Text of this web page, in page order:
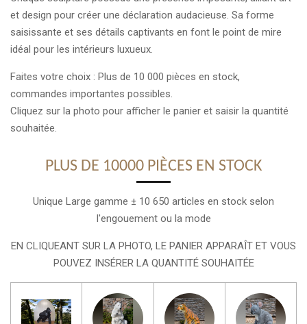
et design pour créer une déclaration audacieuse. Sa forme
saisissante et ses détails captivants en font le point de mire
idéal pour les intérieurs luxueux.
Faites votre choix : Plus de 10 000 pièces en stock,
commandes importantes possibles.
Cliquez sur la photo pour afficher le panier et saisir la quantité
souhaitée.
PLUS DE 10000 PIÈCES EN STOCK
Unique Large gamme ± 10 650 articles en stock selon
l'engouement ou la mode
EN CLIQUEANT SUR LA PHOTO, LE PANIER APPARAÎT ET VOUS
POUVEZ INSÉRER LA QUANTITÉ SOUHAITÉE